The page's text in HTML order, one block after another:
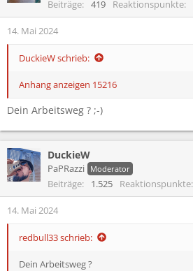
n
e
Beiträge
419 Reaktionspunkte
14. Mai 2024
DuckieW schrieb:
Anhang anzeigen 15216
Dein Arbeitsweg ? ;-)
DuckieW
PaPRazzi Moderator
Beiträge 1.525 Reaktionspunkte
14. Mai 2024
redbull33 schrieb:
Dein Arbeitsweg ?